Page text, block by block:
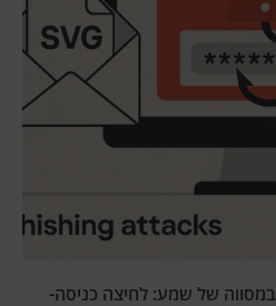
התקפות SVG-Finding במסווה של שמע: לחיצה כניסה-